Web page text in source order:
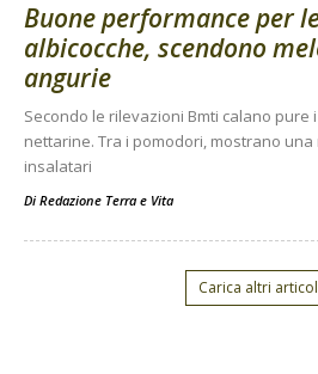
Buone performance per
albicocche, scendono
angurie
Secondo le rilevazioni Bmti calano pure
nettarine. Tra i pomodori, mostrano una
insalatari
Di Redazione Terra e Vita
Carica altri